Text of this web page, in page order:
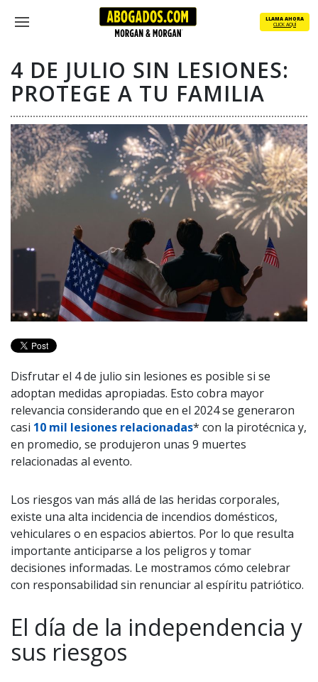
content
Menu
LLAMA AHORA
CLICK AQUÍ
4 DE JULIO SIN LESIONES:
PROTEGE A TU FAMILIA
Disfrutar el 4 de julio sin lesiones es posible si se
adoptan medidas apropiadas. Esto cobra mayor
relevancia considerando que en el 2024 se generaron
casi 10 mil lesiones relacionadas* con la pirotécnica y,
en promedio, se produjeron unas 9 muertes
relacionadas al evento.
Los riesgos van más allá de las heridas corporales,
existe una alta incidencia de incendios domésticos,
vehiculares o en espacios abiertos. Por lo que resulta
importante anticiparse a los peligros y tomar
decisiones informadas. Le mostramos cómo celebrar
con responsabilidad sin renunciar al espíritu patriótico.
El día de la independencia y
sus riesgos